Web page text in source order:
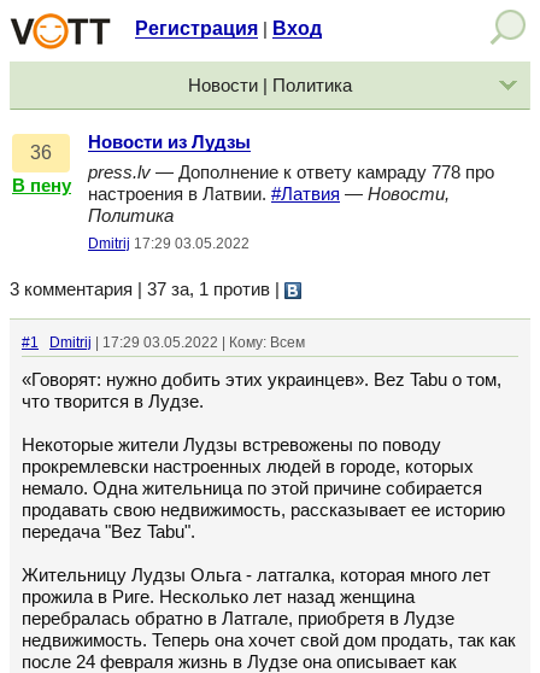
Регистрация Вход
Новости | Политика
36
В пену
Новости из Лудзы
press.lv — Дополнение к ответу камраду 778 про
настроения в Латвии. #Латвия — Новости,
Политика
Dmitrij 17:29 03.05.2022
3 комментария | 37 за, 1 против
#1 Dmitrij | 17:29 03.05.2022 | Кому: Всем
«Говорят: нужно добить этих украинцев». Bez Tabu о том,
что творится в Лудзе.
Некоторые жители Лудзы встревожены по поводу
прокремлевски настроенных людей в городе, которых
немало. Одна жительница по этой причине собирается
продавать свою недвижимость, рассказывает ее историю
передача "Bez Tabu".
Жительницу Лудзы Ольга - латгалка, которая много лет
прожила в Риге. Несколько лет назад женщина
перебралась обратно в Латгале, приобретя в Лудзе
недвижимость. Теперь она хочет свой дом продать, так как
после 24 февраля жизнь в Лудзе она описывает как